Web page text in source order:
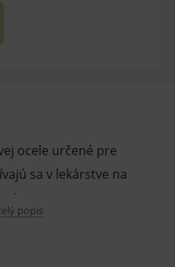
ocele určené pre
sa v lekárstve na
popis